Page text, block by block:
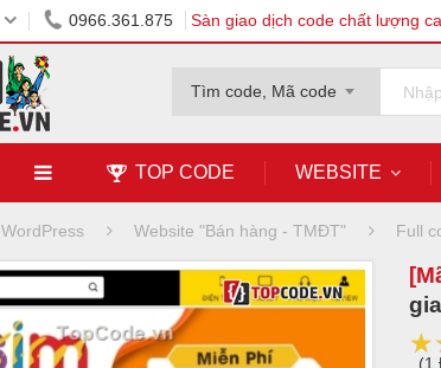
0966.361.875 Sàn giao dịch code chất lượng
Tìm code, Mã code
TOP CODE WEBSITE
WordPress Website "Bán hàng - TMĐT" Full
(1